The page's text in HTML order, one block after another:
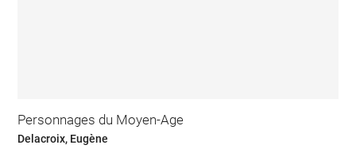
Personnages du Moyen-Age
Delacroix, Eugène